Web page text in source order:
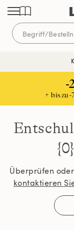
Direkt
zum
Inhalt
Direkt
zur
Navigation
Direkt
zur
Suche
-
+ bis zu -
Überprüfen
kontaktieren